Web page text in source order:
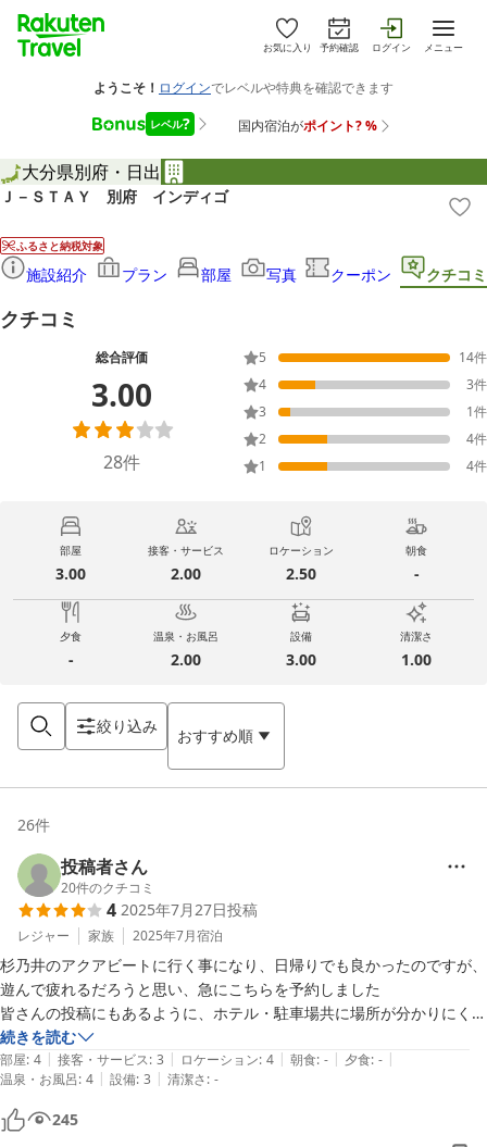
お気に入り 予約確認 ログイン メニュー
大分県別府・日出
Ｊ－ＳＴＡＹ 別府 インディゴ
ふるさと納税対象
施設紹介 プラン 部屋 写真 クーポン クチコミ
クチコミ
総合評価
3.00
28件
5 14件
4
3件
3
1件
2
4件
1
4件
部屋
3.00
接客・サービス
2.00
ロケーション
2.50
朝食
-
夕食
-
温泉・お風呂
2.00
設備
3.00
清潔さ
1.00
絞り込み おすすめ順
26件
投稿者さん
20件のクチコミ
4 2025年7月27日投稿
レジャー 家族 2025年7月宿泊
杉乃井のアクアビートに行く事になり、日帰りでも良かったのですが、
遊んで疲れるだろうと思い、急にこちらを予約しました
皆さんの投稿にもあるように、ホテル・駐車場共に場所が分かりにくい
です
ですがGoogle Mapのストリートビューで探したら、宿も駐車場もすぐ
に分かりました
ただ、駐車場がただの空き地みたいで、草ボーボーだし、ちょっと停め
るのが不安になりました
続きを読む
部屋: 4 | 接客・サービス: 3 | ロケーション: 4 | 朝食: - | 夕食: - |
温泉・お風呂: 4 | 設備: 3 | 清潔さ: -
245